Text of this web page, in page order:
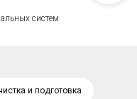
систем
и подготовка